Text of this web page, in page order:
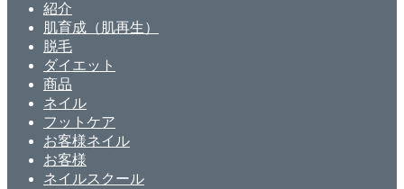
紹介
肌育成（肌再生）
脱毛
ダイエット
商品
ネイル
フットケア
お客様ネイル
お客様
ネイルスクール